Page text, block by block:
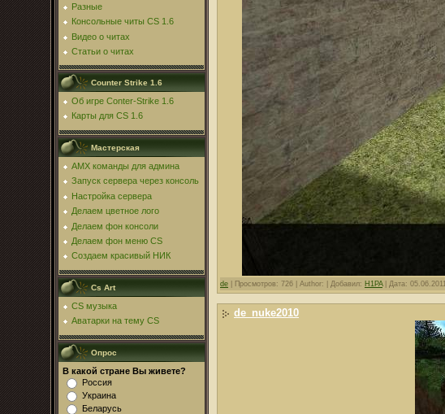
Разные
Консольные читы CS 1.6
Видео о читах
Статьи о читах
Counter Strike 1.6
Об игре Conter-Strike 1.6
Карты для CS 1.6
Мастерская
AMX команды для админа
Запуск сервера через консоль
Настройка сервера
Делаем цветное лого
Делаем фон консоли
Делаем фон меню CS
Создаем красивый НИК
Cs Art
CS музыка
Аватарки на тему CS
Опрос
В какой стране Вы живете?
Россия
Украина
Беларусь
de Просмотров: 726 | Author: | Добавил: H1PA| Дата: 05.06.2011
de_nuke2010